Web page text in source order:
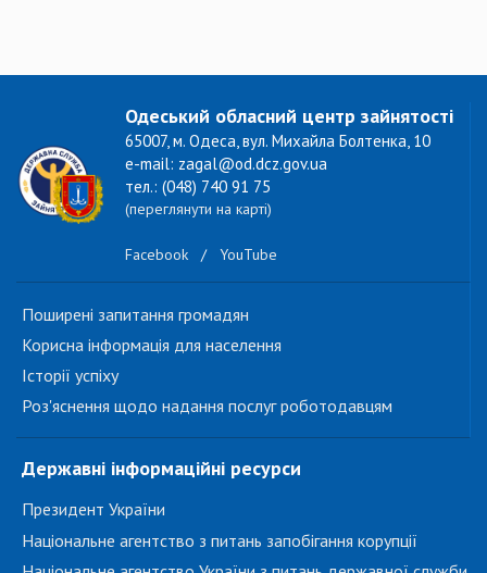
Одеський обласний центр зайнятості
65007, м. Одеса, вул. Михайла Болтенка, 10
e-mail: zagal@od.dcz.gov.ua
тел.: (048) 740 91 75
(переглянути на карті)
Facebook / YouTube
Поширені запитання громадян
Корисна інформація для населення
Історії успіху
Роз'яснення щодо надання послуг роботодавцям
Державні інформаційні ресурси
Президент України
Національне агентство з питань запобігання корупції